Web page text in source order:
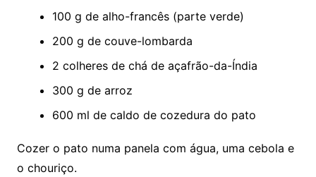
100 g de alho-francês (parte verde)
200 g de couve-lombarda
2 colheres de chá de açafrão-da-Índia
300 g de arroz
600 ml de caldo de cozedura do pato
Cozer o pato numa panela com água, uma cebola e
o chouriço.